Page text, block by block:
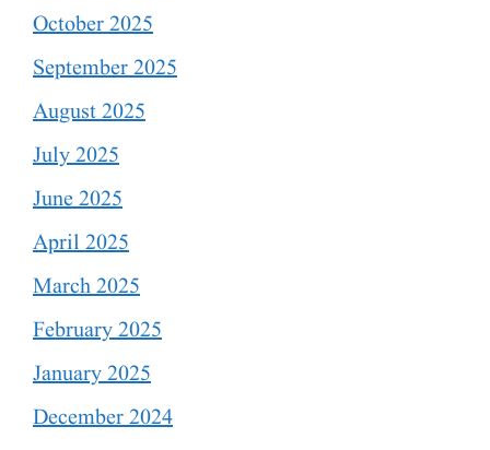
October 2025
September 2025
August 2025
July 2025
June 2025
April 2025
March 2025
February 2025
January 2025
December 2024